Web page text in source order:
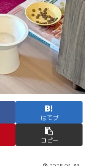
はてブ
コピー